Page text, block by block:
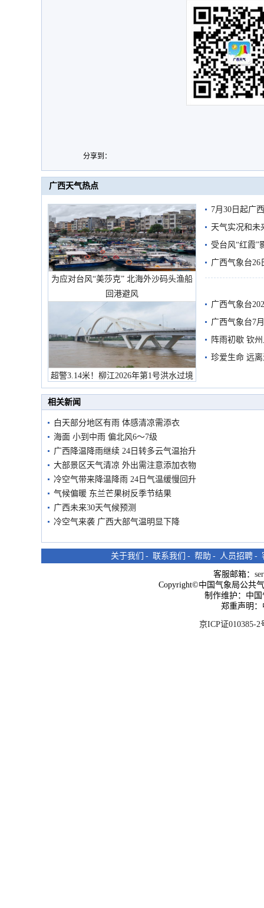
分享到：
广西天气热点
为应对台风“美莎克” 北海外沙码头渔船
回港避风
超警3.14米！柳江2026年第1号洪水过境
市民在堤岸见证汛况
7月30日起广
天气实况和未
受台风“红霞”
有较强降雨
广西气象台26
广西气象台
预警
广西气象台7
阵雨初歇 钦
珍爱生命 远
相关新闻
白天部分地区有雨 体感清凉需添衣
海面 小到中雨 偏北风6～7级
广西降温降雨继续 24日转多云气温抬升
大部景区天气清凉 外出需注意添加衣物
冷空气带来降温降雨 24日气温缓慢回升
气候偏暖 东兰芒果树反季节结果
广西未来30天气候预测
冷空气来袭 广西大部气温明显下降
关于我们 - 联系我们 - 帮助 - 人员招聘 -
客服邮箱：
Copyright©中国气象局公共
制作维护：中
郑重声明
京ICP证010385-2